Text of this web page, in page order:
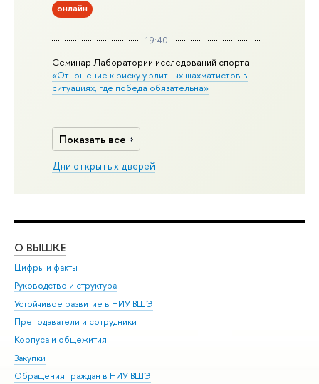
онлайн
19:40
Семинар Лаборатории исследований спорта
«Отношение к риску у элитных шахматистов в
ситуациях, где победа обязательна»
Показать все
Дни открытых дверей
О ВЫШКЕ
Цифры и факты
Руководство и структура
Устойчивое развитие в НИУ ВШЭ
Преподаватели и сотрудники
Корпуса и общежития
Закупки
Обращения граждан в НИУ ВШЭ